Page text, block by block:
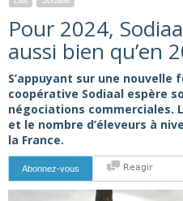
Pour 2024,
aussi bien qu’en
S’appuyant sur une nouvelle
coopérative Sodiaal espère
négociations commerciales.
et le nombre d’éleveurs à
la France.
Abonnez-vous Reagir